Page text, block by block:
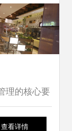
理的核心要
践——以上
查看详情